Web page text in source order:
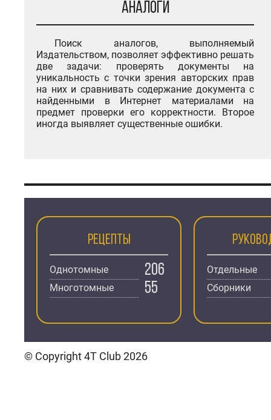
Аналоги
Поиск аналогов, выполняемый
Издательством, позволяет эффективно решать
две задачи: проверять документы на
уникальность с точки зрения авторских прав
на них и сравнивать содержание документа с
найденными в Интернет материалами на
предмет проверки его корректности. Второе
иногда выявляет существенные ошибки.
Рецепты
Однотомные 206
Многотомные 55
Отдельные
Сборники
© Copyright 4T Club 2026